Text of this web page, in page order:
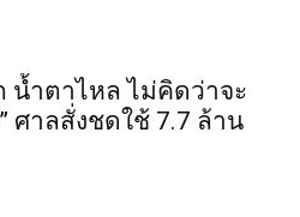
น้ำตาไหล ไม่คิดว่าจะ
ศาลสั่งชดใช้ 7.7 ล้าน